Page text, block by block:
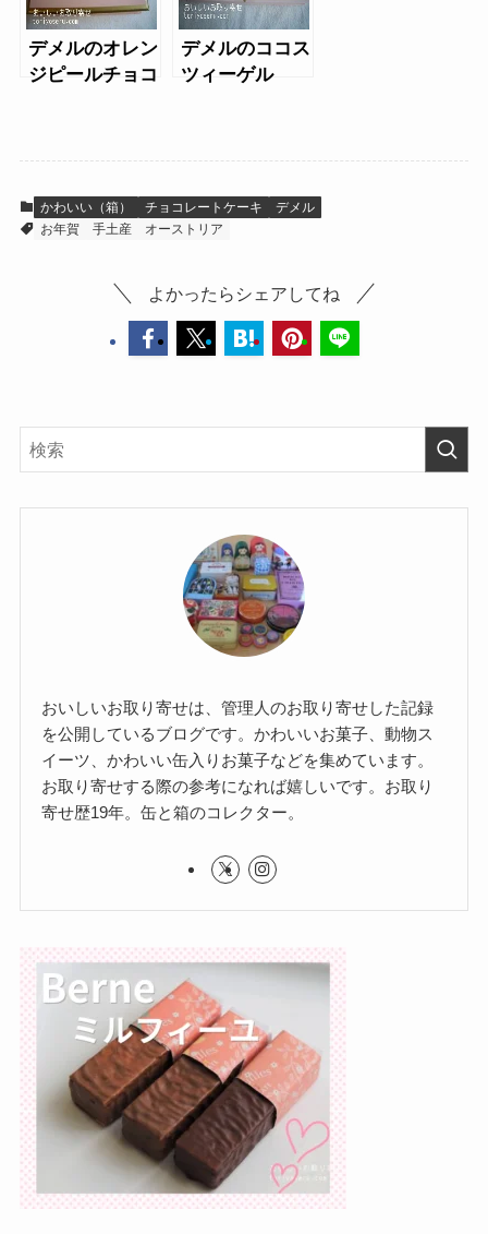
デメルのオレン
ジピールチョコ
デメルのココス
ツィーゲル
かわいい（箱） チョコレートケーキ
デメル
お年賀
手土産 オーストリア
よかったらシェアしてね
おいしいお取り寄せは、管理人のお取り寄せした記録
を公開しているブログです。かわいいお菓子、動物ス
イーツ、かわいい缶入りお菓子などを集めています。
お取り寄せする際の参考になれば嬉しいです。お取り
寄せ歴19年。缶と箱のコレクター。